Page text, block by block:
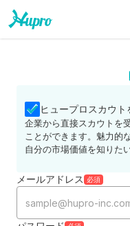
ヒュープロスカウト
企業から直接スカウトを
ことができます。魅力的
自分の市場価値を知りた
メールアドレス 必須